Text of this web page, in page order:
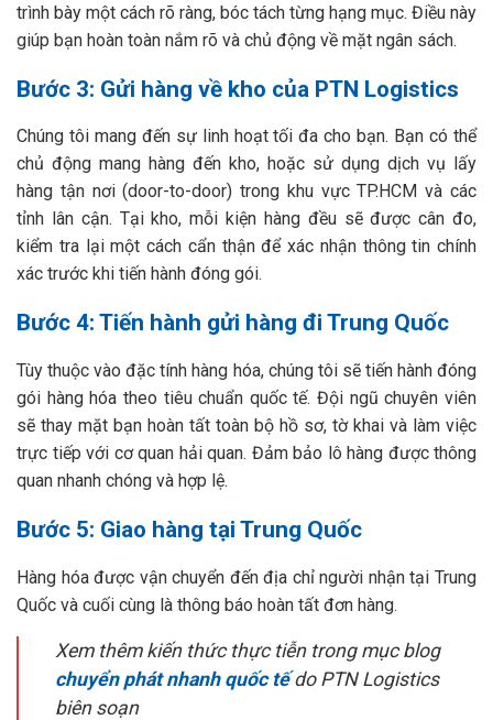
trình bày một cách rõ ràng, bóc tách từng hạng mục. Điều này
giúp bạn hoàn toàn nắm rõ và chủ động về mặt ngân sách.
Bước 3: Gửi hàng về kho của PTN Logistics
Chúng tôi mang đến sự linh hoạt tối đa cho bạn. Bạn có thể
chủ động mang hàng đến kho, hoặc sử dụng dịch vụ lấy
hàng tận nơi (door-to-door) trong khu vực TP.HCM và các
tỉnh lân cận. Tại kho, mỗi kiện hàng đều sẽ được cân đo,
kiểm tra lại một cách cẩn thận để xác nhận thông tin chính
xác trước khi tiến hành đóng gói.
Bước 4: Tiến hành gửi hàng đi Trung Quốc
Tùy thuộc vào đặc tính hàng hóa, chúng tôi sẽ tiến hành đóng
gói hàng hóa theo tiêu chuẩn quốc tế. Đội ngũ chuyên viên
sẽ thay mặt bạn hoàn tất toàn bộ hồ sơ, tờ khai và làm việc
trực tiếp với cơ quan hải quan. Đảm bảo lô hàng được thông
quan nhanh chóng và hợp lệ.
Bước 5: Giao hàng tại Trung Quốc
Hàng hóa được vận chuyển đến địa chỉ người nhận tại Trung
Quốc và cuối cùng là thông báo hoàn tất đơn hàng.
Xem thêm kiến thức thực tiễn trong mục blog
chuyển phát nhanh quốc tếdo PTN Logistics
biên soạn